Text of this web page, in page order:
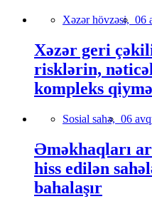
Xəzər hövzəsi, 06
Xəzər geri
risklərin,
kompleks
Sosial sahə, 06
Əməkhaqları
hiss edilən
bahalaşır